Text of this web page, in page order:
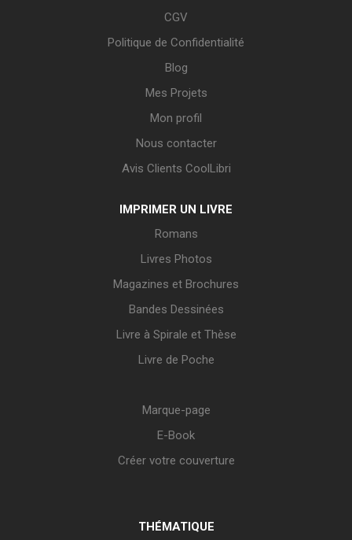
CGV
Politique de Confidentialité
Blog
Mes Projets
Mon profil
Nous contacter
Avis Clients CoolLibri
IMPRIMER UN LIVRE
Romans
Livres Photos
Magazines et Brochures
Bandes Dessinées
Livre à Spirale et Thèse
Livre de Poche
Marque-page
E-Book
Créer votre couverture
THÉMATIQUE